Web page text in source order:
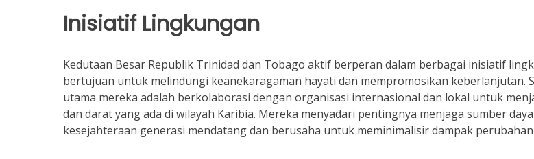
Inisiatif Lingkungan
Kedutaan Besar Republik Trinidad dan Tobago aktif berperan dalam berbagai inisiatif
bertujuan untuk melindungi keanekaragaman hayati dan mempromosikan keberlanjutan.
utama mereka adalah berkolaborasi dengan organisasi internasional dan lokal untuk
dan darat yang ada di wilayah Karibia. Mereka menyadari pentingnya menjaga sumber
kesejahteraan generasi mendatang dan berusaha untuk meminimalisir dampak